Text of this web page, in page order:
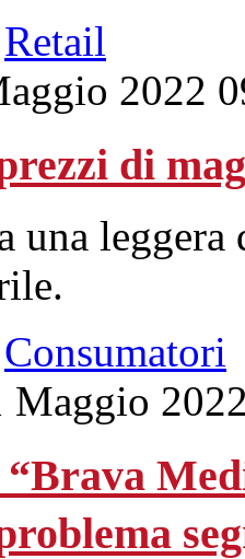
Retail
2022
di
una
Consumatori
Maggio